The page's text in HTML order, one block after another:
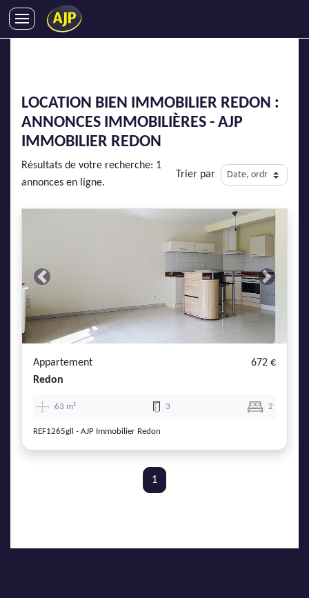
SYNDIC
IMMOBILIER NEUF
AJP Recrute
AJP Actualités
Service Qualité Clients
LOCATION BIEN IMMOBILIER REDON :
ANNONCES IMMOBILIÈRES - AJP
IMMOBILIER REDON
Résultats de votre recherche: 1
annonces en ligne.
Trier par
Previous Next
Appartement
672 €
Redon
63 m² 3 2
REF1265gll - AJP Immobilier Redon
1